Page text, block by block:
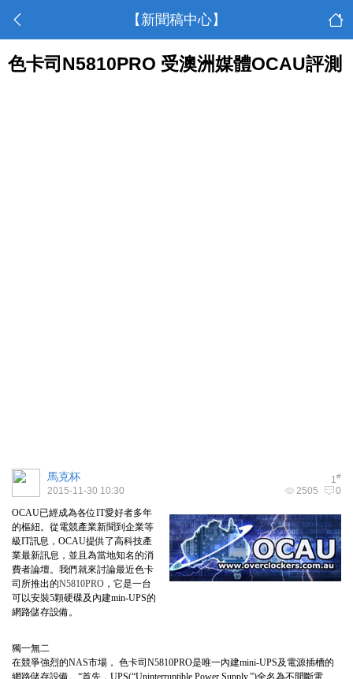
【新聞稿中心】
色卡司N5810PRO 受澳洲媒體OCAU評測
1#
馬克杯
2505 0
2015-11-30 10:30
OCAU已經成為各位IT愛好者多年
的樞紐。從電競產業新聞到企業等
級IT訊息，OCAU提供了高科技產
業最新訊息，並且為當地知名的消
費者論壇。我們就來討論最近色卡
司所推出的N5810PRO ，它是一台
可以安裝5顆硬碟及內建min-UPS的
網路儲存設備。
獨一無二
在競爭強烈的NAS市場， 色卡司N5810PRO是唯一內建mini-UPS及電源插槽的
網路儲存設備。“首先，UPS(“Uninterruptible Power Supply.”)全名為不間斷電